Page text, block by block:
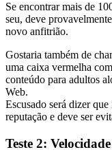
Se encontrar mais de
seu, deve
novo anfitrião.
Gostaria também de
uma caixa vermelha
conteúdo para adultos
Web.
Escusado será dizer
reputação e deve ser
Teste 2: